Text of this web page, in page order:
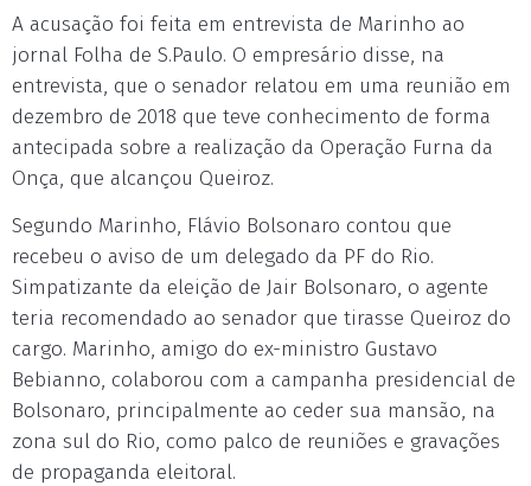
A acusação foi feita em entrevista de Marinho ao
jornal Folha de S.Paulo. O empresário disse, na
entrevista, que o senador relatou em uma reunião em
dezembro de 2018 que teve conhecimento de forma
antecipada sobre a realização da Operação Furna da
Onça, que alcançou Queiroz.
Segundo Marinho, Flávio Bolsonaro contou que
recebeu o aviso de um delegado da PF do Rio.
Simpatizante da eleição de Jair Bolsonaro, o agente
teria recomendado ao senador que tirasse Queiroz do
cargo. Marinho, amigo do ex-ministro Gustavo
Bebianno, colaborou com a campanha presidencial de
Bolsonaro, principalmente ao ceder sua mansão, na
zona sul do Rio, como palco de reuniões e gravações
de propaganda eleitoral.